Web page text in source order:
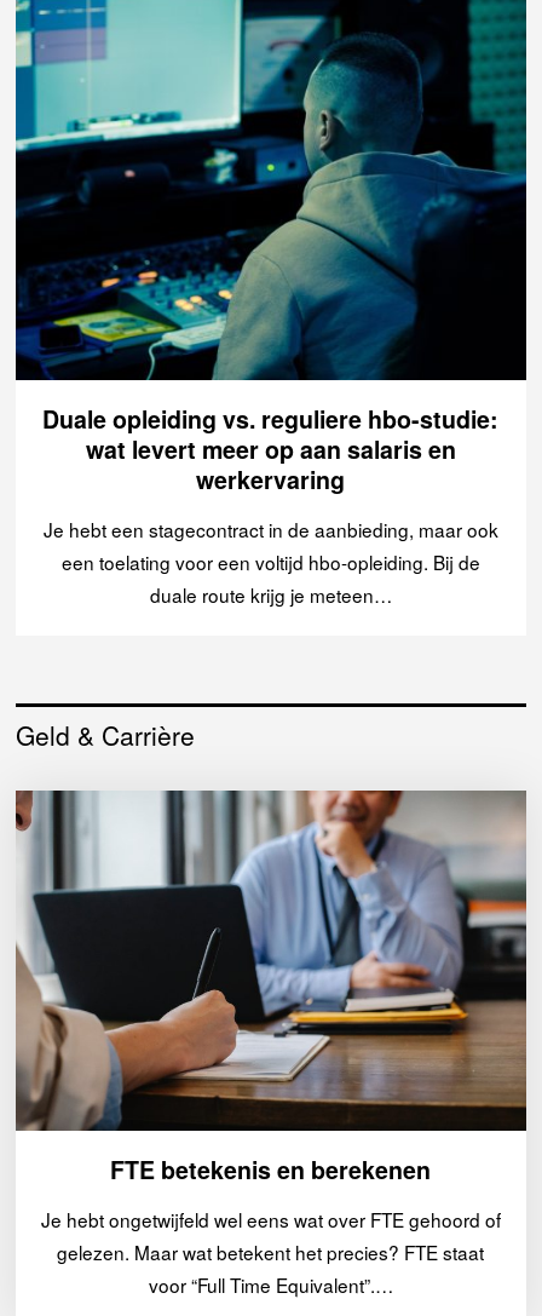
Duale opleiding vs. reguliere hbo-studie:
wat levert meer op aan salaris en
werkervaring
Je hebt een stagecontract in de aanbieding, maar ook
een toelating voor een voltijd hbo-opleiding. Bij de
duale route krijg je meteen…
Geld & Carrière
FTE betekenis en berekenen
Je hebt ongetwijfeld wel eens wat over FTE gehoord of
gelezen. Maar wat betekent het precies? FTE staat
voor “Full Time Equivalent”.…